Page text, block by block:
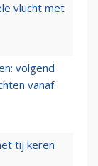
vlucht met
volgend
vanaf
tij keren